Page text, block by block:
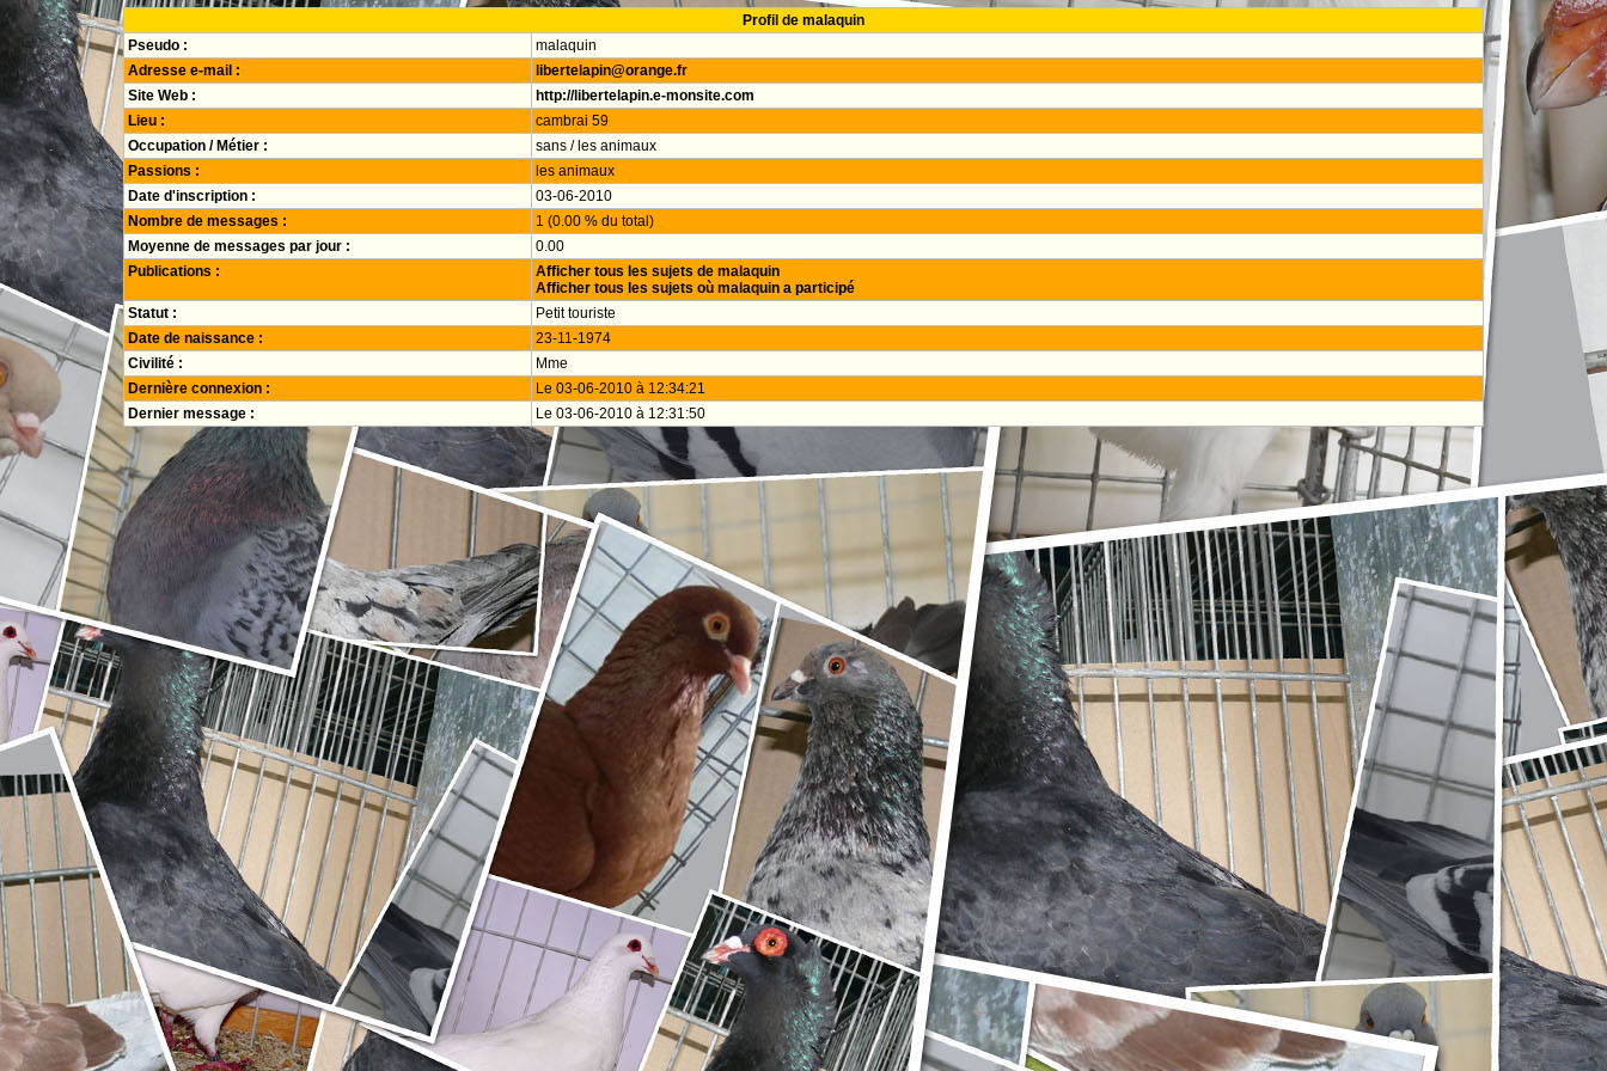
Profil de malaquin
Pseudo :
malaquin
Adresse e-mail :
libertelapin@orange.fr
Site Web :
http://libertelapin.e-monsite.com
Lieu :
cambrai 59
Occupation / Métier :
sans / les animaux
Passions :
les animaux
Date d'inscription :
03-06-2010
Nombre de messages :
1 (0.00 % du total)
Moyenne de messages par jour :
0.00
Publications :
Afficher tous les sujets de malaquin
Afficher tous les sujets où malaquin a participé
Statut :
Petit touriste
Date de naissance :
23-11-1974
Civilité :
Mme
Dernière connexion :
Le 03-06-2010 à 12:34:21
Dernier message :
Le 03-06-2010 à 12:31:50